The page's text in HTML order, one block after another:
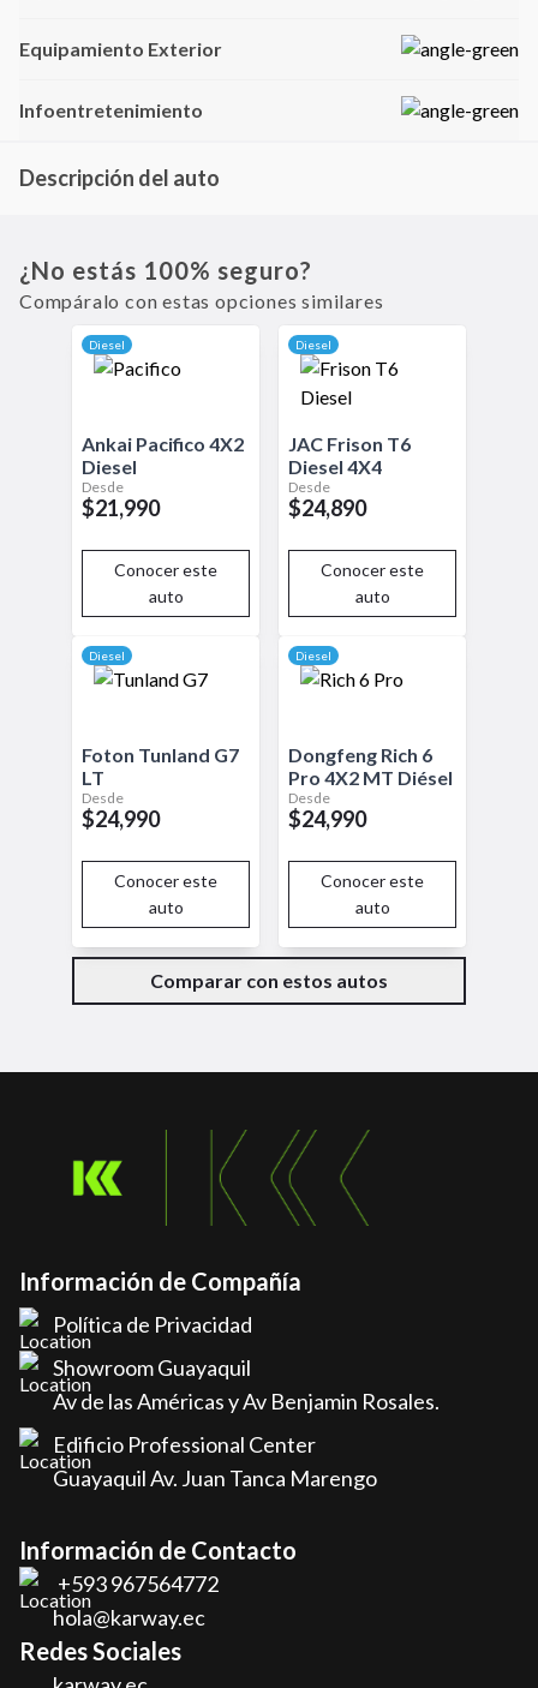
Equipamiento Exterior
Infoentretenimiento
Descripción del auto
¿No estás 100% seguro?
Compáralo con estas opciones similares
Diesel
Ankai Pacifico 4X2
Diesel
Desde
$21,990
Conocer este
auto
Diesel
JAC Frison T6
Diesel 4X4
Desde
$24,890
Conocer este
auto
Diesel
Foton Tunland G7
LT
Desde
$24,990
Conocer este
auto
Diesel
Dongfeng Rich 6
Pro 4X2 MT Diésel
Desde
$24,990
Conocer este
auto
Comparar con estos autos
Información de Compañía
Política de Privacidad
Showroom Guayaquil
Av de las Américas y Av Benjamin Rosales.
Edificio Professional Center
Guayaquil Av. Juan Tanca Marengo
Información de Contacto
+593 967564772
hola@karway.ec
Redes Sociales